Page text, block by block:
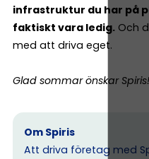
infrastruktur du har på
faktiskt vara ledig. Och
med att driva eget.
Glad sommar önskar Spiris!
Om Spiris
Att driva företag med